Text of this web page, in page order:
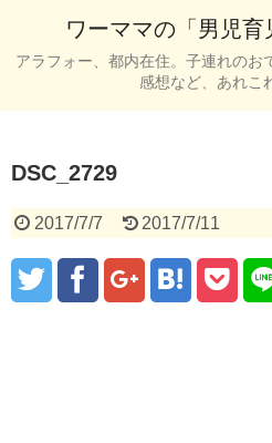
ワーママの「男児
アラフォー、都内在住。子連れのお
感想など、あれこ
DSC_2729
2017/7/7 2017/7/11